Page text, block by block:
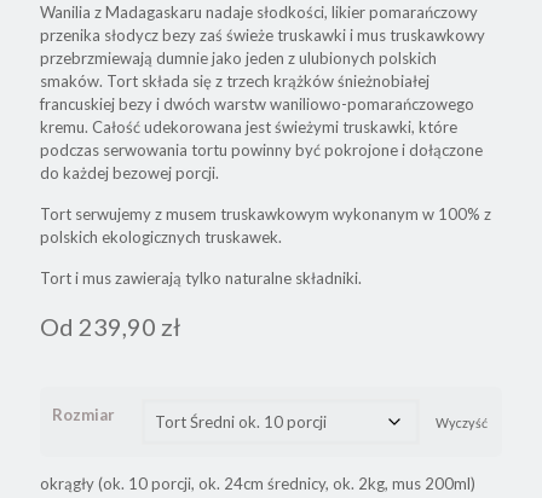
Wanilia z Madagaskaru nadaje słodkości, likier pomarańczowy
przenika słodycz bezy zaś świeże truskawki i mus truskawkowy
przebrzmiewają dumnie jako jeden z ulubionych polskich
smaków. Tort składa się z trzech krążków śnieżnobiałej
francuskiej bezy i dwóch warstw waniliowo-pomarańczowego
kremu. Całość udekorowana jest świeżymi truskawki, które
podczas serwowania tortu powinny być pokrojone i dołączone
do każdej bezowej porcji.
Tort serwujemy z musem truskawkowym wykonanym w 100% z
polskich ekologicznych truskawek.
Tort i mus zawierają tylko naturalne składniki.
Od 239,90 zł
Rozmiar Wyczyść
okrągły (ok. 10 porcji, ok. 24cm średnicy, ok. 2kg, mus 200ml)